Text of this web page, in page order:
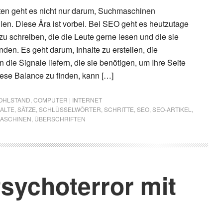
geht es nicht nur darum, Suchmaschinen
Diese Ära ist vorbei. Bei SEO geht es heutzutage
schreiben, die die Leute gerne lesen und die sie
Es geht darum, Inhalte zu erstellen, die
die Signale liefern, die sie benötigen, um Ihre Seite
Balance zu finden, kann […]
COMPUTER | INTERNET
SÄTZE SCHLÜSSELWÖRTER SCHRITTE SEO SEO-ARTIKEL
ÜBERSCHRIFTEN
mit